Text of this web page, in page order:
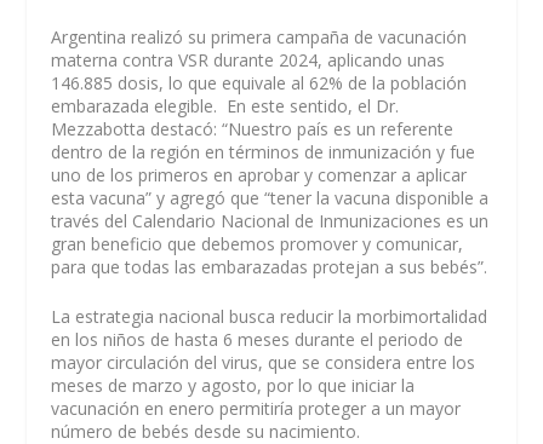
Argentina realizó su primera campaña de vacunación
materna contra VSR durante 2024, aplicando unas
146.885 dosis, lo que equivale al 62% de la población
embarazada elegible. En este sentido, el Dr.
Mezzabotta destacó: “Nuestro país es un referente
dentro de la región en términos de inmunización y fue
uno de los primeros en aprobar y comenzar a aplicar
esta vacuna” y agregó que “tener la vacuna disponible a
través del Calendario Nacional de Inmunizaciones es un
gran beneficio que debemos promover y comunicar,
para que todas las embarazadas protejan a sus bebés”.
La estrategia nacional busca reducir la morbimortalidad
en los niños de hasta 6 meses durante el periodo de
mayor circulación del virus, que se considera entre los
meses de marzo y agosto, por lo que iniciar la
vacunación en enero permitiría proteger a un mayor
número de bebés desde su nacimiento.